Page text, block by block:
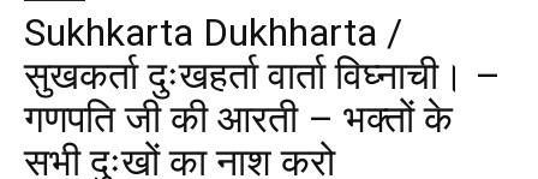
Sukhkarta Dukhharta /
सुखकर्ता दुःखहर्ता वार्ता विघ्नाची। –
गणपति जी की आरती – भक्तों के
सभी दुःखों का नाश करो